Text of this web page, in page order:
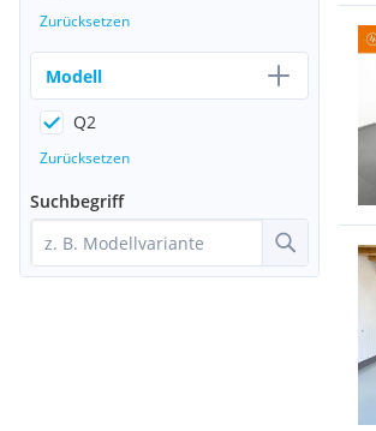
Zurücksetzen
Modell
Q2
Zurücksetzen
Suchbegriff